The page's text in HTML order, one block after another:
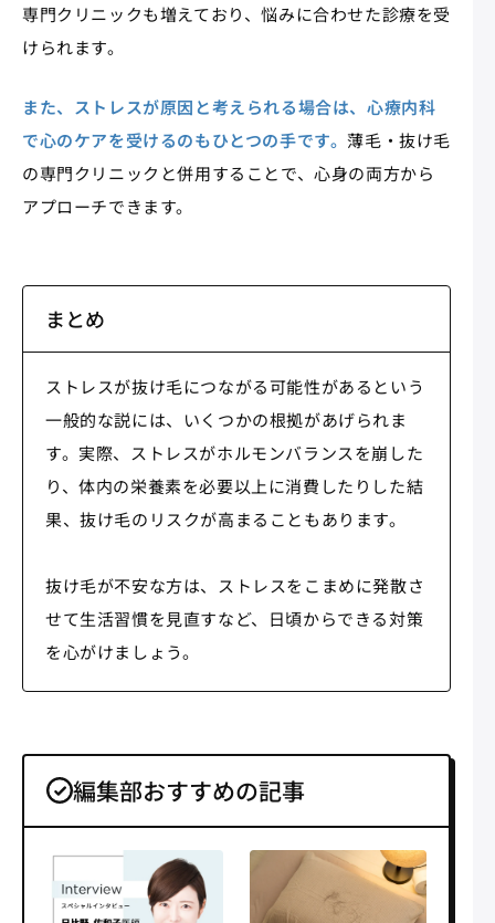
専門クリニックも増えており、悩みに合わせた診療を受
けられます。
また、ストレスが原因と考えられる場合は、心療内科
で心のケアを受けるのもひとつの手です。薄毛・抜け毛
の専門クリニックと併用することで、心身の両方から
アプローチできます。
まとめ
ストレスが抜け毛につながる可能性があるという
一般的な説には、いくつかの根拠があげられま
す。実際、ストレスがホルモンバランスを崩した
り、体内の栄養素を必要以上に消費したりした結
果、抜け毛のリスクが高まることもあります。
抜け毛が不安な方は、ストレスをこまめに発散さ
せて生活習慣を見直すなど、日頃からできる対策
を心がけましょう。
編集部おすすめの記事